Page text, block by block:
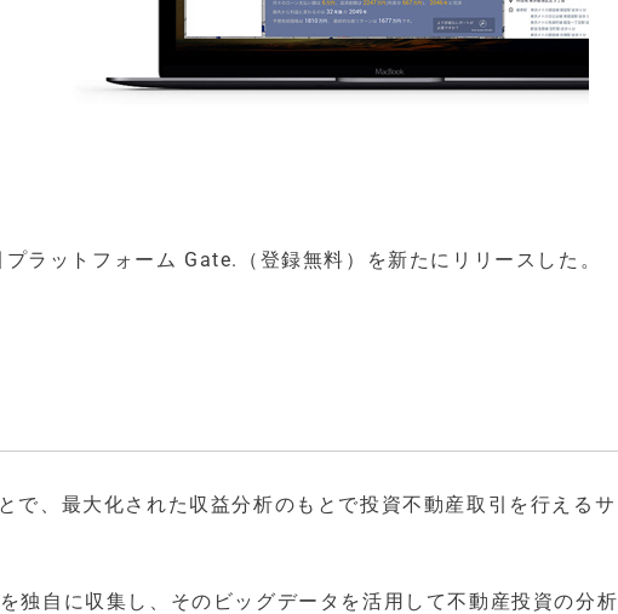
ラットフォーム Gate.（登録無料）を新たにリリースした。
で、最大化された収益分析のもとで投資不動産取引を行えるサ
独自に収集し、そのビッグデータを活用して不動産投資の分析